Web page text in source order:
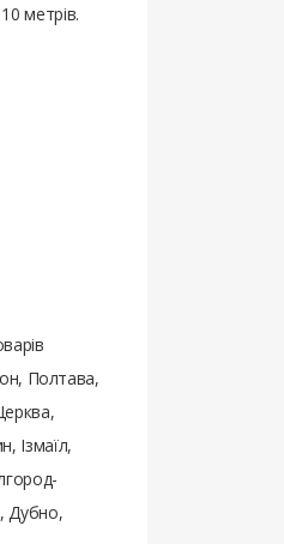
метрів.
Полтава,
Ізмаїл,
Дубно,